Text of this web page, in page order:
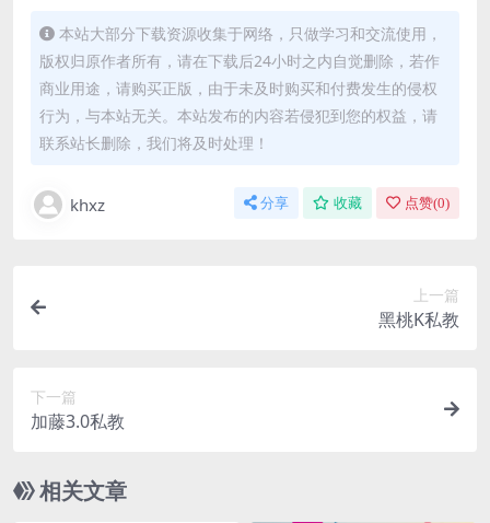
本站大部分下载资源收集于网络，只做学习和交流使用，
版权归原作者所有，请在下载后24小时之内自觉删除，若作
商业用途，请购买正版，由于未及时购买和付费发生的侵权
行为，与本站无关。本站发布的内容若侵犯到您的权益，请
联系站长删除，我们将及时处理！
khxz 分享 收藏 点赞(0)
上一篇
黑桃K私教
下一篇
加藤3.0私教
相关文章